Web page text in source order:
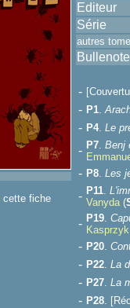
cette fiche
Editeur
Série
autres
Bullenote
-
- P1.
- P4. Le
- P7. Benj
- P8. Les
- P11.
Vanyda(
- P19.
- P20.
- P22. La
- P27. La
- P28.